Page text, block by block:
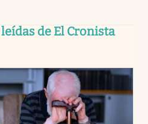
de El Cronista